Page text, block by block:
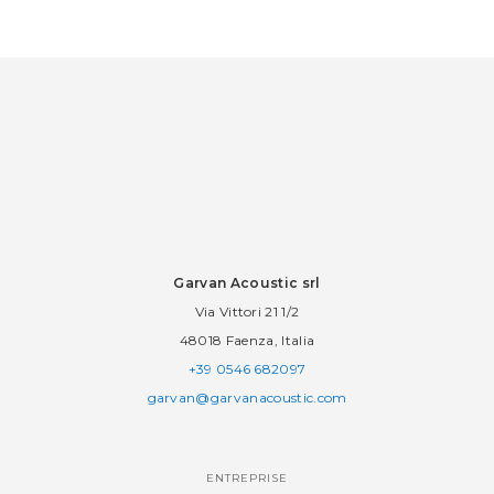
Garvan Acoustic srl
Via Vittori 21 1/2
48018 Faenza, Italia
+39 0546 682097
garvan@garvanacoustic.com
ENTREPRISE